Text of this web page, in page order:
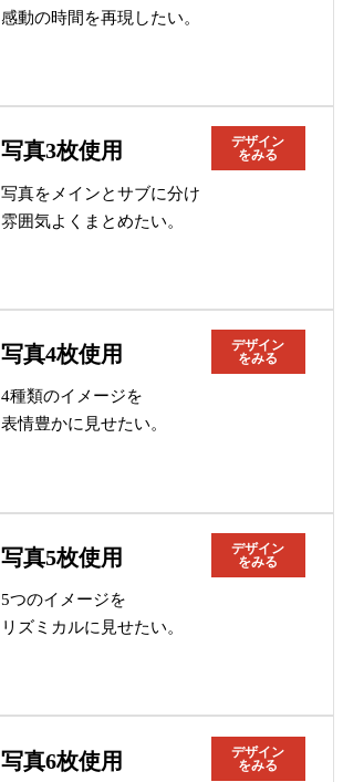
感動の時間を再現したい。
写真3枚使用
デザイン
をみる
写真をメインとサブに分け
雰囲気よくまとめたい。
写真4枚使用
デザイン
をみる
4種類のイメージを
表情豊かに見せたい。
写真5枚使用
デザイン
をみる
5つのイメージを
リズミカルに見せたい。
写真6枚使用
デザイン
をみる